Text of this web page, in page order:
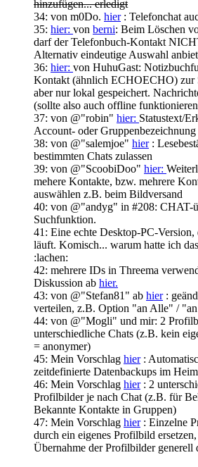
hinzufügen... erledigt
34: von m0Do. hier: Telefonchat
35: hier: von berni: Beim Löschen
darf der Telefonbuch-Kontakt
Alternativ eindeutige Auswahl
36: hier: von HuhuGast:
Kontakt (ähnlich ECHOECHO) zur
aber nur lokal gespeichert.
(sollte also auch offline
37: von @"robin" hier: Statustext/
Account- oder Gruppenbezeichnung
38: von @"salemjoe" hier:
bestimmten Chats zulassen
39: von @"ScoobiDoo" hier:
mehere Kontakte, bzw. mehrere
auswählen z.B. beim Bildversand
40: von @"andyg" in #208: CHAT-
Suchfunktion.
41: Eine echte Desktop-PC-
läuft. Komisch... warum hatte ich
:lachen:
42: mehrere IDs in Threema
Diskussion ab hier.
43: von @"Stefan81" ab hier:
verteilen, z.B. Option "an Alle" /
44: von @"Mogli" und mir: 2
unterschiedliche Chats (z.B. kein
= anonymer)
45: Mein Vorschlag hier:
zeitdefinierte Datenbackups im
46: Mein Vorschlag hier: 2
Profilbilder je nach Chat (z.B. für
Bekannte Kontakte in Gruppen)
47: Mein Vorschlag hier: Einzelne
durch ein eigenes Profilbild
Übernahme der Profilbilder generell